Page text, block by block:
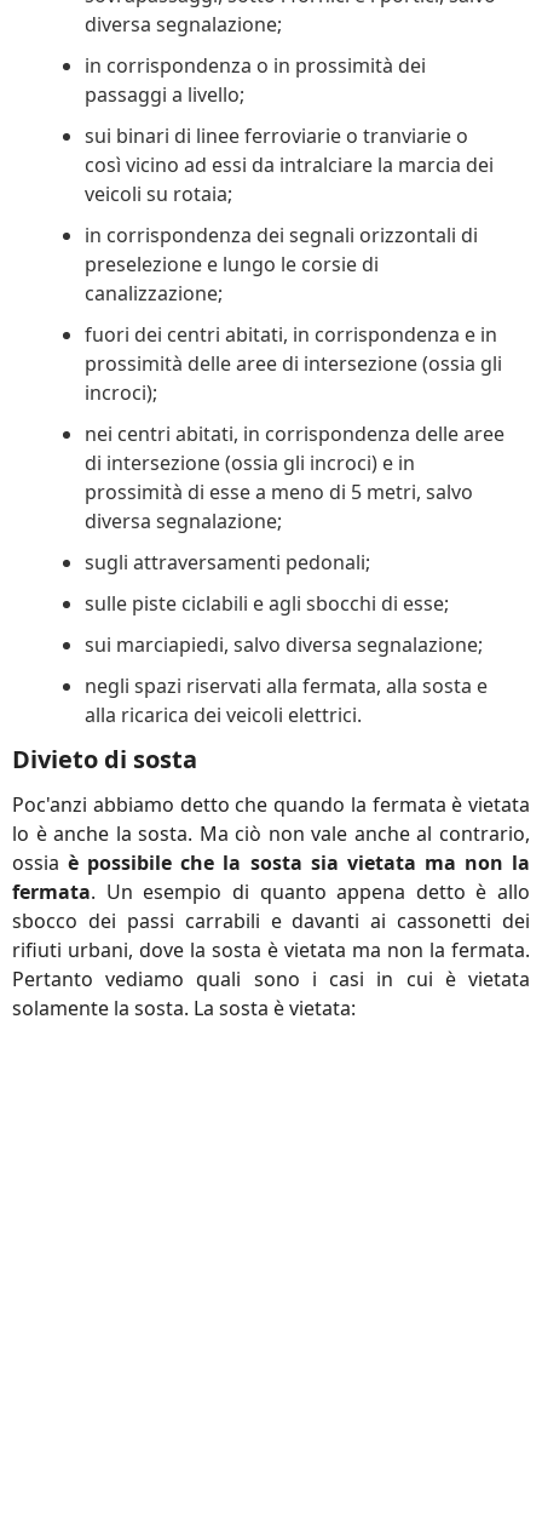
diversa segnalazione;
in corrispondenza o in prossimità dei
passaggi a livello;
sui binari di linee ferroviarie o tranviarie o
così vicino ad essi da intralciare la marcia dei
veicoli su rotaia;
in corrispondenza dei segnali orizzontali di
preselezione e lungo le corsie di
canalizzazione;
fuori dei centri abitati, in corrispondenza e in
prossimità delle aree di intersezione (ossia gli
incroci);
nei centri abitati, in corrispondenza delle aree
di intersezione (ossia gli incroci) e in
prossimità di esse a meno di 5 metri, salvo
diversa segnalazione;
sugli attraversamenti pedonali;
sulle piste ciclabili e agli sbocchi di esse;
sui marciapiedi, salvo diversa segnalazione;
negli spazi riservati alla fermata, alla sosta e
alla ricarica dei veicoli elettrici.
Divieto di sosta
Poc'anzi abbiamo detto che quando la fermata è vietata
lo è anche la sosta. Ma ciò non vale anche al contrario,
ossiaè possibile che la sosta sia vietata ma non la
fermata. Un esempio di quanto appena detto è allo
sbocco dei passi carrabili e davanti ai cassonetti dei
rifiuti urbani, dove la sosta è vietata ma non la fermata.
Pertanto vediamo quali sono i casi in cui è vietata
solamente la sosta. La sosta è vietata: